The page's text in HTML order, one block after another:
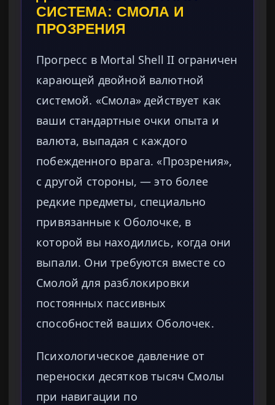
СИСТЕМА: СМОЛА И
ПРОЗРЕНИЯ
Прогресс в Mortal Shell II ограничен
карающей двойной валютной
системой. «Смола» действует как
ваши стандартные очки опыта и
валюта, выпадая с каждого
побежденного врага. «Прозрения»,
с другой стороны, — это более
редкие предметы, специально
привязанные к Оболочке, в
которой вы находились, когда они
выпали. Они требуются вместе со
Смолой для разблокировки
постоянных пассивных
способностей ваших Оболочек.
Психологическое давление от
переноски десятков тысяч Смолы
при навигации по